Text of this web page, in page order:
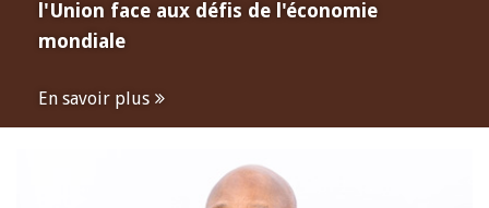
l'Union face aux défis de l'économie
mondiale
En savoir plus